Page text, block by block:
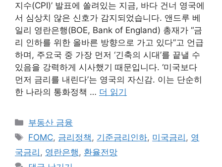
지수(CPI)’ 발표에 쏠려있는 지금, 바다 건너 영국에
서 심상치 않은 신호가 감지되었습니다. 앤드루 베
일리 영란은행(BOE, Bank of England) 총재가 “금
리 인하를 위한 올바른 방향으로 가고 있다”고 언급
하며, 주요국 중 가장 먼저 ‘긴축의 시대’를 끝낼 수
있음을 강력하게 시사했기 때문입니다. ‘미국보다
먼저 금리를 내린다’는 영국의 자신감. 이는 단순히
한 나라의 통화정책 … 더 읽기
카
테
리
부동산 금융
태
그
FOMC, 금리정책, 기준금리인하, 미국금리 , 영
국금리 , 영란은행, 환율전망